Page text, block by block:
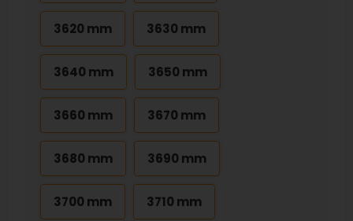
3620 mm 3630 mm
3640 mm 3650 mm
3660 mm 3670 mm
3680 mm 3690 mm
3700 mm 3710 mm